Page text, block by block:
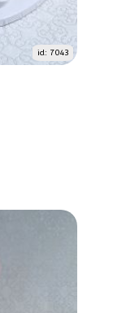
id: 7043